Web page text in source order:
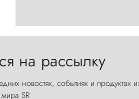
на рассылку
новостях, событиях и продуктах
мира SR